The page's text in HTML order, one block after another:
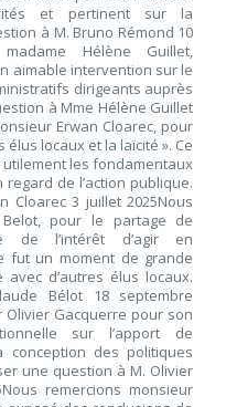
et pertinent sur la
à M. Bruno Rémond 10
Hélène Guillet,
aimable intervention sur le
dirigeants auprès
à Mme Hélène Guillet
Erwan Cloarec, pour
locaux et la laïcité ». Ce
les fondamentaux
de l’action publique.
Cloarec 3 juillet 2025Nous
Belot, pour le partage de
l’intérêt d’agir en
fut un moment de grande
avec d’autres élus locaux.
Bélot 18 septembre
Olivier Gacquerre pour son
sur l’apport de
conception des politiques
une question à M. Olivier
remercions monsieur